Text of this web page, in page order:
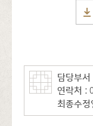
담당부서
연락처 :
최종수정